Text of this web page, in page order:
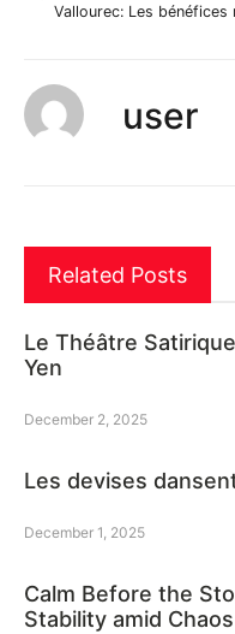
user
Related Posts
Le Théâtre
Yen
December 2, 2025
Les devises
December 1, 2025
Calm Before the
Stability amid Chaos